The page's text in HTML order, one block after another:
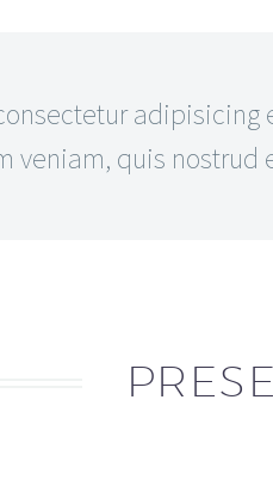
veniam, quis